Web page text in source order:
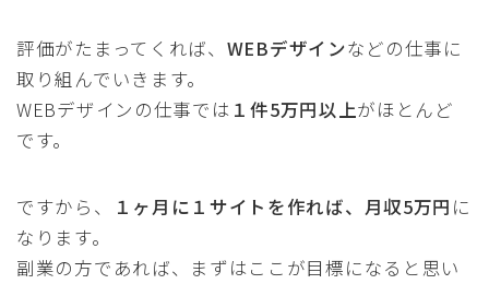
評価がたまってくれば、 WEBデザインなどの仕事に
取り組んでいきます。
WEBデザインの仕事では １件5万円以上がほとんど
です。
ですから、 １ヶ月に１サイトを作れば、月収5万円 に
なります。
副業の方であれば、まずはここが目標になると思い